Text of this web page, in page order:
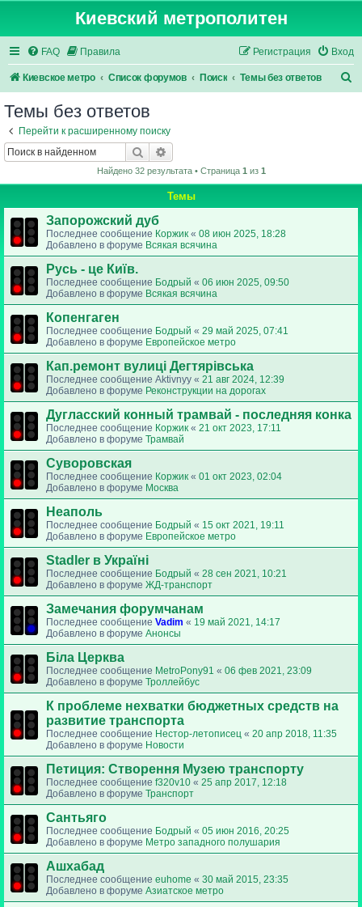
Киевский метрополитен
FAQ Правила Вход
Регистрация
Киевское метро Список форумов Поиск Темы без ответов
Темы без ответов
Перейти к расширенному поиску
Поиск
Найдено 32 результата • Страница 1из 1
Темы
Запорожский дуб
Последнее сообщение Коржик « 08 июн 2025, 18:28
Добавлено в форуме Всякая всячина
Русь - це Київ.
Последнее сообщение Бодрый « 06 июн 2025, 09:50
Добавлено в форуме Всякая всячина
Копенгаген
Последнее сообщение Бодрый « 29 май 2025, 07:41
Добавлено в форуме Европейское метро
Кап.ремонт вулиці Дегтярівська
Последнее сообщение Aktivnyy « 21 авг 2024, 12:39
Добавлено в форуме Реконструкции на дорогах
Дугласский конный трамвай - последняя конка
Последнее сообщение Коржик « 21 окт 2023, 17:11
Добавлено в форуме Трамвай
Суворовская
Последнее сообщение Коржик « 01 окт 2023, 02:04
Добавлено в форуме Москва
Неаполь
Последнее сообщение Бодрый « 15 окт 2021, 19:11
Добавлено в форуме Европейское метро
Stadler в Україні
Последнее сообщение Бодрый « 28 сен 2021, 10:21
Добавлено в форуме ЖД-транспорт
Замечания форумчанам
Последнее сообщение Vadim « 19 май 2021, 14:17
Добавлено в форуме Анонсы
Біла Церква
Последнее сообщение MetroPony91 « 06 фев 2021, 23:09
Добавлено в форуме Троллейбус
К проблеме нехватки бюджетных средств на
развитие транспорта
Последнее сообщение Нестор-летописец « 20 апр 2018, 11:35
Добавлено в форуме Новости
Петиция: Cтворення Музею транспорту
Последнее сообщение f320v10 « 25 апр 2017, 12:18
Добавлено в форуме Транспорт
Сантьяго
Последнее сообщение Бодрый « 05 июн 2016, 20:25
Добавлено в форуме Метро западного полушария
Ашхабад
Последнее сообщение euhome « 30 май 2015, 23:35
Добавлено в форуме Азиатское метро